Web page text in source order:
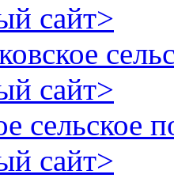
сайт>
сайт>
сельское
сайт>